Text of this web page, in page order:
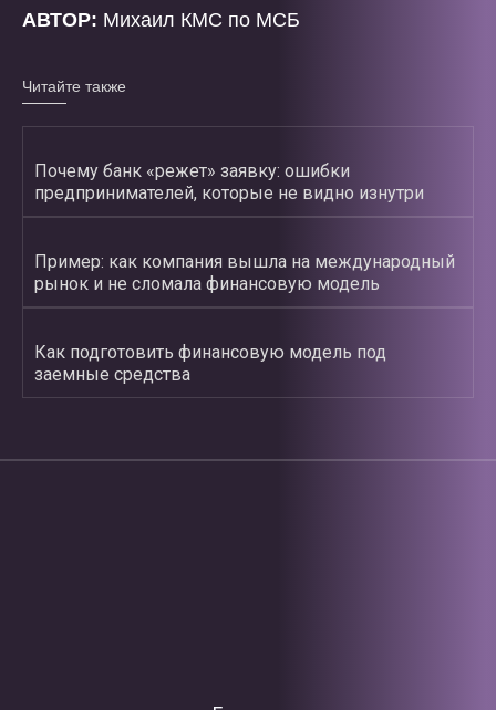
АВТОР: Михаил КМС по МСБ
Читайте также
Почему банк «режет» заявку: ошибки
предпринимателей, которые не видно изнутри
Пример: как компания вышла на международный
рынок и не сломала финансовую модель
Как подготовить финансовую модель под
заемные средства